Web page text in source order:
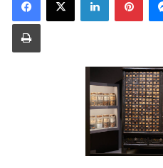
Imprimer